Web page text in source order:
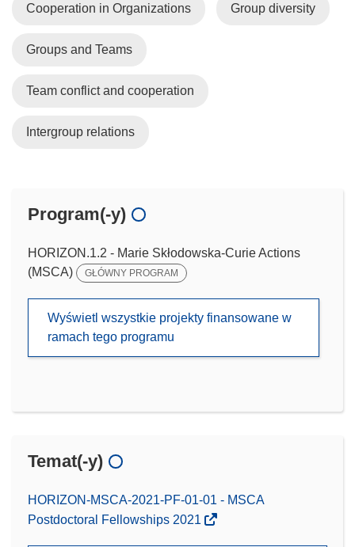
Cooperation in Organizations Group diversity
Groups and Teams
Team conflict and cooperation
Intergroup relations
Program(-y)
HORIZON.1.2 - Marie Skłodowska-Curie Actions
(MSCA)
GŁÓWNY PROGRAM
Wyświetl wszystkie projekty finansowane w
ramach tego programu
Temat(-y)
HORIZON-MSCA-2021-PF-01-01 - MSCA
Postdoctoral Fellowships 2021